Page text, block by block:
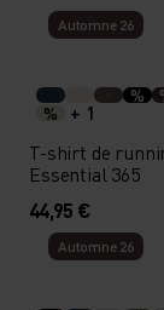
Automne 26
%
%
+ 1
T-shirt de
Essential 365
44,95 €
Automne 26